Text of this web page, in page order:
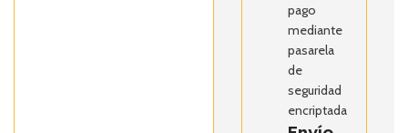
pago
mediante
pasarela
de
seguridad
encriptada